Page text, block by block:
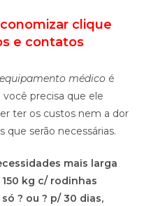
clique
e contatos
médico é
precisa que ele
ter os custos nem a dor
serão necessárias.
mais larga
kg c/ rodinhas
? ou ? p/ 30 dias,